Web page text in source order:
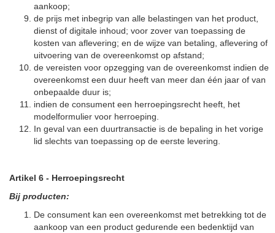
aankoop;
de prijs met inbegrip van alle belastingen van het product,
dienst of digitale inhoud; voor zover van toepassing de
kosten van aflevering; en de wijze van betaling, aflevering of
uitvoering van de overeenkomst op afstand;
de vereisten voor opzegging van de overeenkomst indien de
overeenkomst een duur heeft van meer dan één jaar of van
onbepaalde duur is;
indien de consument een herroepingsrecht heeft, het
modelformulier voor herroeping.
In geval van een duurtransactie is de bepaling in het vorige
lid slechts van toepassing op de eerste levering.
Artikel 6 - Herroepingsrecht
Bij producten:
De consument kan een overeenkomst met betrekking tot de
aankoop van een product gedurende een bedenktijd van